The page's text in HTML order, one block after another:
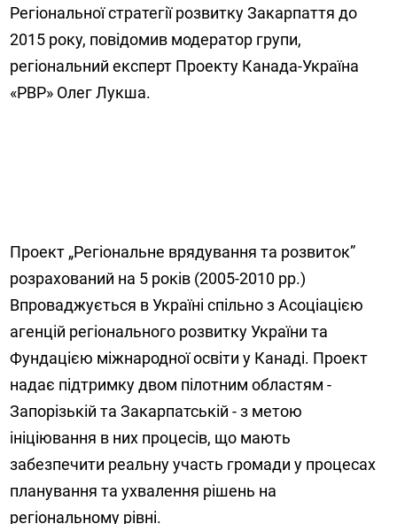
Регіональної стратегії розвитку Закарпаття до
2015 року, повідомив модератор групи,
регіональний експерт Проекту Канада-Україна
«РВР» Олег Лукша.
Проект „Регіональне врядування та розвиток”
розрахований на 5 років (2005-2010 рр.)
Впроваджується в Україні спільно з Асоціацією
агенцій регіонального розвитку України та
Фундацією міжнародної освіти у Канаді. Проект
надає підтримку двом пілотним областям -
Запорізькій та Закарпатській - з метою
ініціювання в них процесів, що мають
забезпечити реальну участь громади у процесах
планування та ухвалення рішень на
регіональному рівні.